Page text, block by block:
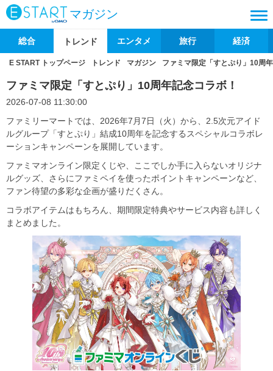
マガジン
総合 トレンド エンタメ 旅行 経済
E START トップページ トレンド マガジン ファミマ限定「すとぷり」10周
ファミマ限定「すとぷり」10周年記念コラボ！
2026-07-08 11:30:00
ファミリーマートでは、2026年7月7日（火）から、2.5次元アイド
ルグループ「すとぷり」結成10周年を記念するスペシャルコラボレ
ーションキャンペーンを展開しています。
ファミマオンライン限定くじや、ここでしか手に入らないオリジナ
ルグッズ、さらにファミペイを使ったポイントキャンペーンなど、
ファン待望の多彩な企画が盛りだくさん。
コラボアイテムはもちろん、期間限定特典やサービス内容も詳しく
まとめました。